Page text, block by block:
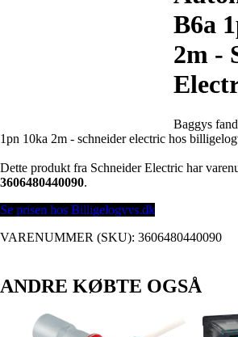
B6a
2m -
Baggys
1pn 10ka 2m - schneider electric hos
Dette produkt fra Schneider Electric har
3606480440090.
Se prisen hos Billigelogvvs.dk
VARENUMMER (SKU): 3606480440090
ANDRE KØBTE OGSÅ